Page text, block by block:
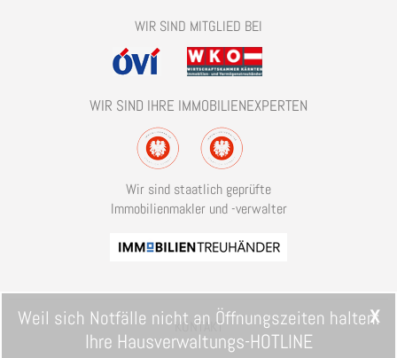
WIR SIND MITGLIED BEI
WIR SIND IHRE IMMOBILIENEXPERTEN
Wir sind staatlich geprüfte
Immobilienmakler und -verwalter
KONTAKT
Weil sich Notfälle nicht an Öffnungszeiten halten:
Ihre Hausverwaltungs-HOTLINE
x